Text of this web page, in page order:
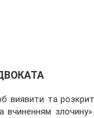
виявити та
вчиненням